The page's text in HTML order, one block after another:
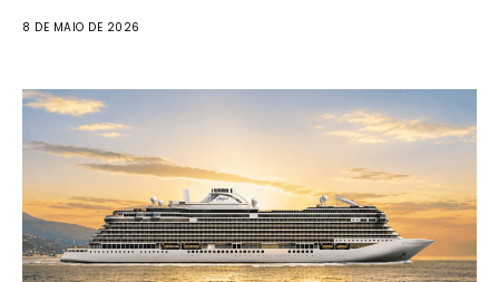
8 DE MAIO DE 2026